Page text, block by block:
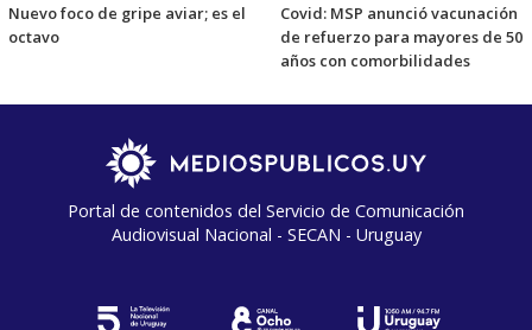
Nuevo foco de gripe aviar; es el
octavo
Covid: MSP anunció vacunación
de refuerzo para mayores de 50
años con comorbilidades
Portal de contenidos del Servicio de Comunicación
Audiovisual Nacional - SECAN - Uruguay